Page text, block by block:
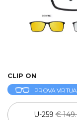
CLIP ON
PROVA
U-259€